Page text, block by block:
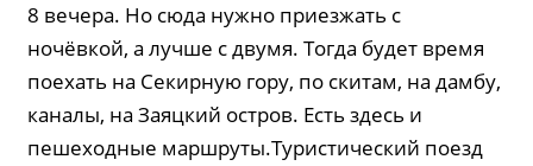
8 вечера. Но сюда нужно приезжать с
ночёвкой, а лучше с двумя. Тогда будет время
поехать на Секирную гору, по скитам, на дамбу,
каналы, на Заяцкий остров. Есть здесь и
пешеходные маршруты.Туристический поезд